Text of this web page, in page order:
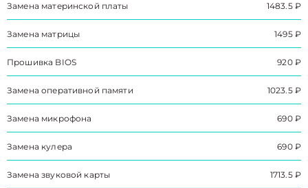
Замена материнской платы 1483.5 ₽
Замена матрицы 1495 ₽
Прошивка BIOS 920 ₽
Замена оперативной памяти 1023.5 ₽
Замена микрофона 690 ₽
Замена кулера 690 ₽
Замена звуковой карты 1713.5 ₽